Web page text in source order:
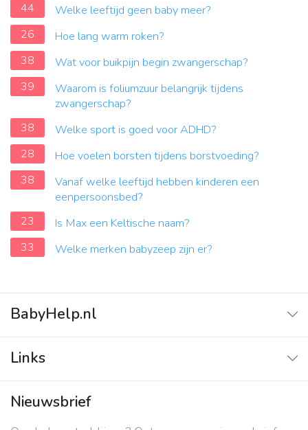
44
Welke leeftijd geen baby meer?
26
Hoe lang warm roken?
38
Wat voor buikpijn begin zwangerschap?
39
Waarom is foliumzuur belangrijk tijdens
zwangerschap?
38
Welke sport is goed voor ADHD?
28
Hoe voelen borsten tijdens borstvoeding?
38
Vanaf welke leeftijd hebben kinderen een
eenpersoonsbed?
23
Is Max een Keltische naam?
33
Welke merken babyzeep zijn er?
BabyHelp.nl
Vraag & Antwoord
Links
Contact
Nieuwsbrief